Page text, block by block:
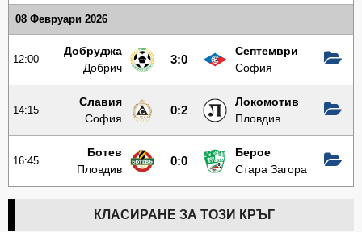
08 Февруари 2026
12:00
Добруджа
Добрич
3:0
Септември
София
14:15
Славия
София
0:2
Локомотив
Пловдив
16:45
Ботев
Пловдив
0:0
Берое
Стара Загора
КЛАСИРАНЕ ЗА ТОЗИ КРЪГ